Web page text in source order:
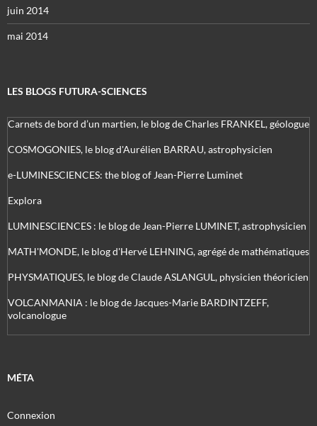
juin 2014
mai 2014
LES BLOGS FUTURA-SCIENCES
Carnets de bord d’un martien, le blog de Charles FRANKEL, géologue
COSMOGONIES, le blog d'Aurélien BARRAU, astrophysicien
e-LUMINESCIENCES: the blog of Jean-Pierre Luminet
Explora
LUMINESCIENCES : le blog de Jean-Pierre LUMINET, astrophysicien
MATH'MONDE, le blog d'Hervé LEHNING, agrégé de mathématiques
PHYSMATIQUES, le blog de Claude ASLANGUL, physicien théoricien
VOLCANMANIA : le blog de Jacques-Marie BARDINTZEFF,
volcanologue
MÉTA
Connexion